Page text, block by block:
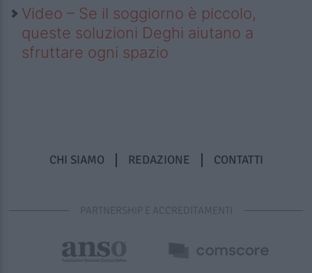
Video – Se il soggiorno è piccolo,
queste soluzioni Deghi aiutano a
sfruttare ogni spazio
CHI SIAMO REDAZIONE CONTATTI
PARTNERSHIP E ACCREDITAMENTI